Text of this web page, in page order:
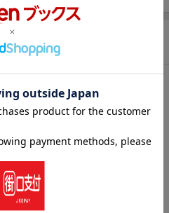
leave：何があっても手放さな
■
Z400FX人気。このマシンは往年
存在でありながら、今なお新た
面では、19歳の女子ライダーが
り、またFXのカスタムについて解
など、今のFX、かつてのFXを知